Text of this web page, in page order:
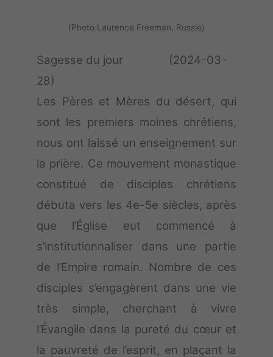
(Photo Laurence Freeman, Russie)
Sagesse du jour (2024-03-
28)
Les Pères et Mères du désert, qui
sont les premiers moines chrétiens,
nous ont laissé un enseignement sur
la prière. Ce mouvement monastique
constitué de disciples chrétiens
débuta vers les 4e-5e siècles, après
que l’Église eut commencé à
s’institutionnaliser dans une partie
de l’Empire romain. Nombre de ces
disciples s’engagèrent dans une vie
très simple, cherchant à vivre
l’Évangile dans la pureté du cœur et
la pauvreté de l’esprit, en plaçant la